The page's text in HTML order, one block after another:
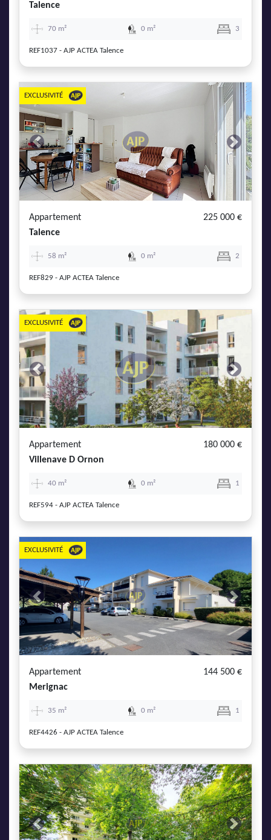
Talence
70 m² 0 m² 3
REF1037 - AJP ACTEA Talence
Previous Next
EXCLUSIVITÉ
Appartement
225 000 €
Talence
58 m² 0 m² 2
REF829 - AJP ACTEA Talence
Previous Next
EXCLUSIVITÉ
Appartement
180 000 €
Villenave D Ornon
40 m² 0 m² 1
REF594 - AJP ACTEA Talence
Previous Next
EXCLUSIVITÉ
Appartement
144 500 €
Merignac
35 m² 0 m² 1
REF4426 - AJP ACTEA Talence
Previous Next